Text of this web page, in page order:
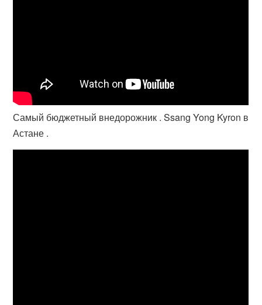
Самый бюджетный внедорожник . Ssang Yong Kyron в
Астане .